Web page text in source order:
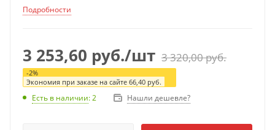
Подробности
3 253,60 руб./шт 3 320,00руб.
-2%
Экономия при заказе на сайте 66,40 руб.
Есть в наличии: 2 Нашли дешевле?